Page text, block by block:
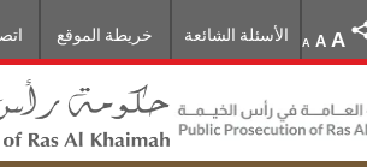
خريطة الموقع الأسئلة الشائعة A A A